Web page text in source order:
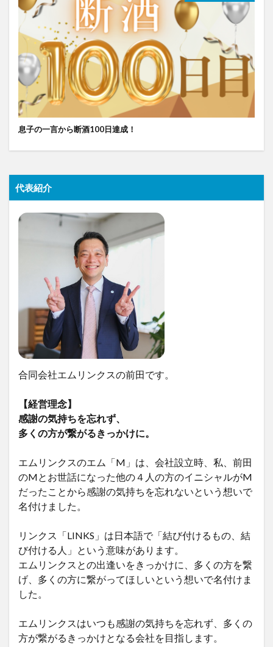
息子の一言から断酒100日達成！
代表紹介
合同会社エムリンクスの前田です。
【経営理念】
感謝の気持ちを忘れず、
多くの方が繋がるきっかけに。
エムリンクスのエム「M」は、会社設立時、私、前田
のMとお世話になった他の４人の方のイニシャルがM
だったことから感謝の気持ちを忘れないという想いで
名付けました。
リンクス「LINKS」は日本語で「結び付けるもの、結
び付ける人」という意味があります。
エムリンクスとの出逢いをきっかけに、多くの方を繋
げ、多くの方に繋がってほしいという想いで名付けま
した。
エムリンクスはいつも感謝の気持ちを忘れず、多くの
方が繋がるきっかけとなる会社を目指します。